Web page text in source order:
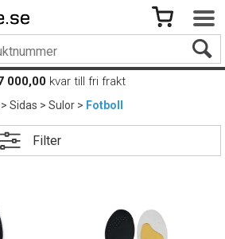
000,00 kvar till fri frakt
Sidas>Sulor> Fotboll
Filter